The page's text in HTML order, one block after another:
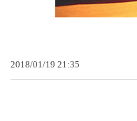
2018/01/19 21:35